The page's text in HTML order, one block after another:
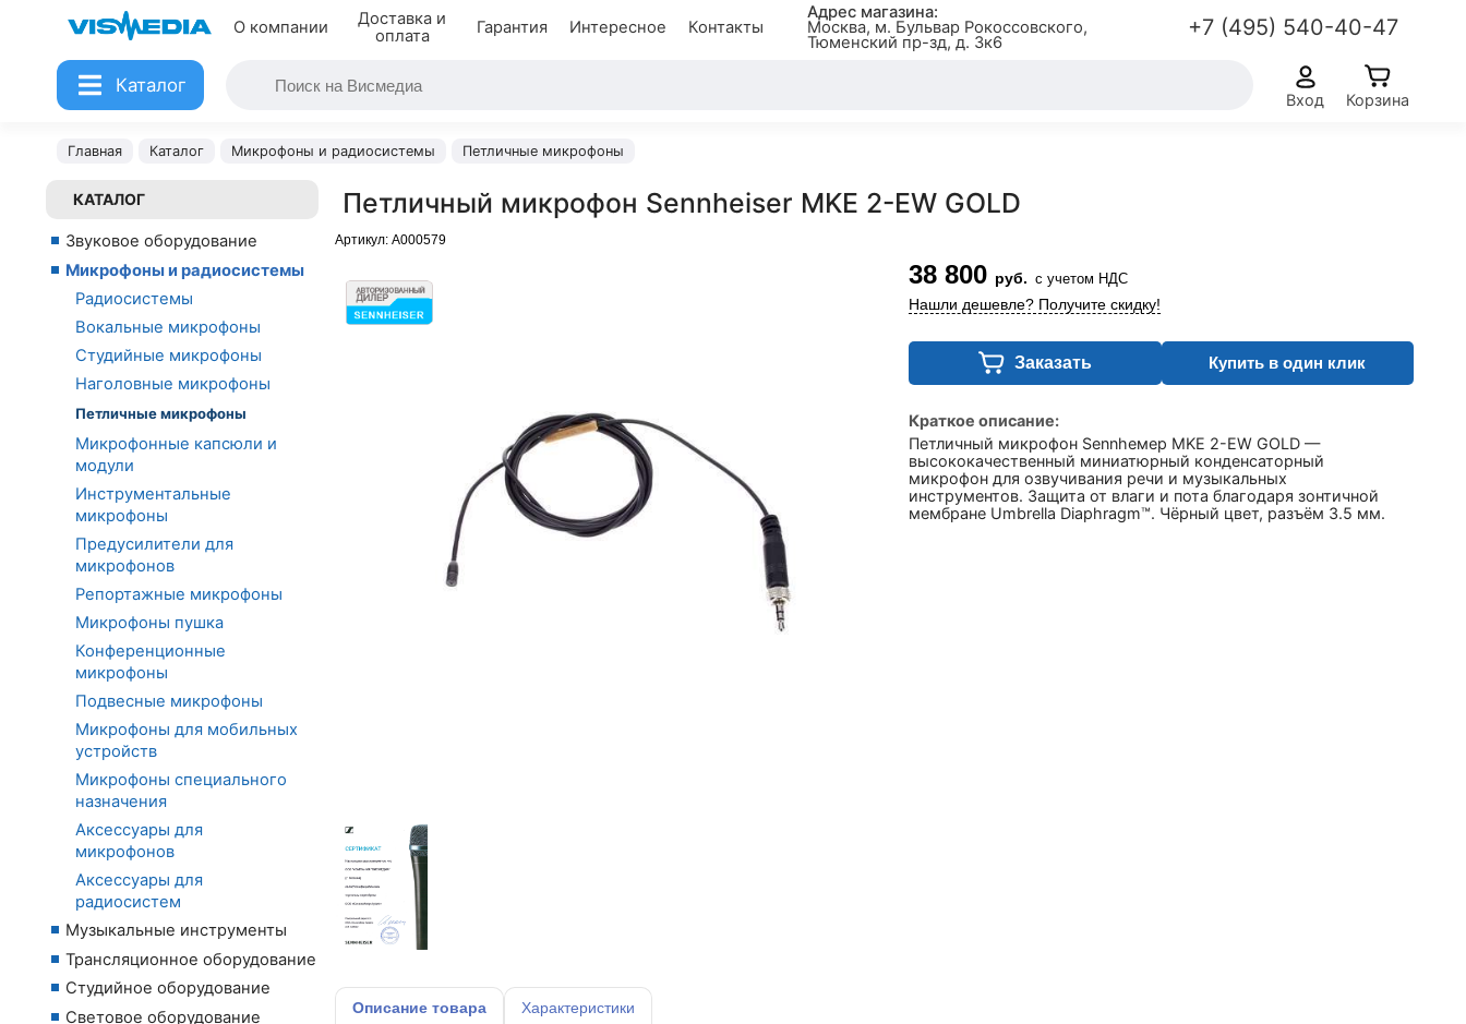
О компании
Доставка и
оплата
Гарантия Интересное Контакты
Адрес магазина:
Москва, м. Бульвар Рокоссовского,
Тюменский пр-зд, д. 3к6
+7 (495) 540-40-47
Каталог
Вход Корзина
Главная Каталог Микрофоны и радиосистемы Петличные микрофоны
КАТАЛОГ
Звуковое оборудование
Микрофоны и радиосистемы
Радиосистемы
Вокальные микрофоны
Студийные микрофоны
Наголовные микрофоны
Петличные микрофоны
Микрофонные капсюли и
модули
Инструментальные
микрофоны
Предусилители для
микрофонов
Репортажные микрофоны
Микрофоны пушка
Конференционные
микрофоны
Подвесные микрофоны
Микрофоны для мобильных
устройств
Микрофоны специального
назначения
Аксессуары для
микрофонов
Аксессуары для
радиосистем
Музыкальные инструменты
Трансляционное оборудование
Студийное оборудование
Световое оборудование
Петличный микрофон Sennheiser MKE 2-EW GOLD
Артикул: A000579
38 800 руб. с учетом НДС
Нашли дешевле? Получите скидку!
Заказать Купить в один клик
Краткое описание:
Петличный микрофон Sennheмер MKE 2-EW GOLD —
высококачественный миниатюрный конденсаторный
микрофон для озвучивания речи и музыкальных
инструментов. Защита от влаги и пота благодаря зонтичной
мембране Umbrella Diaphragm™. Чёрный цвет, разъём 3.5 мм.
Описание товара Характеристики